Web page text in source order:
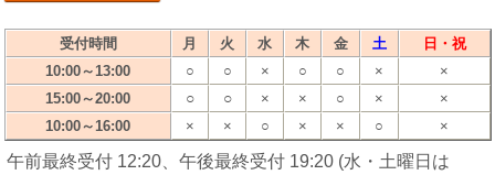
受付時間 月 火 水 木 金 土
日・祝
10:00～13:00
○ ○ × ○ ○ ×
×
15:00～20:00
○ ○ × × ○ ×
×
10:00～16:00
× × ○ × × ○ ×
午前最終受付 12:20、午後最終受付 19:20 (水・土曜日は